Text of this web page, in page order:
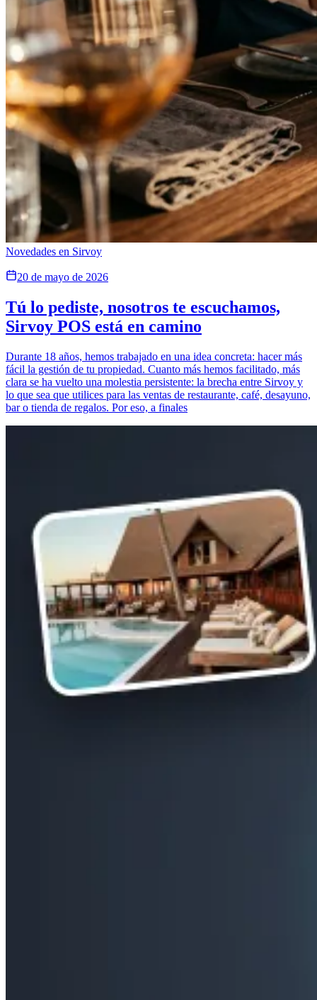
Novedades en Sirvoy
20 de mayo de 2026
Tú lo pediste, nosotros te escuchamos,
Sirvoy POS está en camino
Durante 18 años, hemos trabajado en una idea concreta: hacer más
fácil la gestión de tu propiedad. Cuanto más hemos facilitado, más
clara se ha vuelto una molestia persistente: la brecha entre Sirvoy y
lo que sea que utilices para las ventas de restaurante, café, desayuno,
bar o tienda de regalos. Por eso, a finales